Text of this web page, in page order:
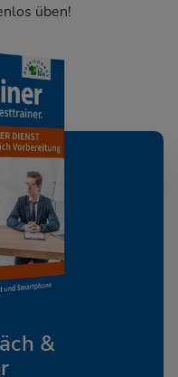
üben!
&